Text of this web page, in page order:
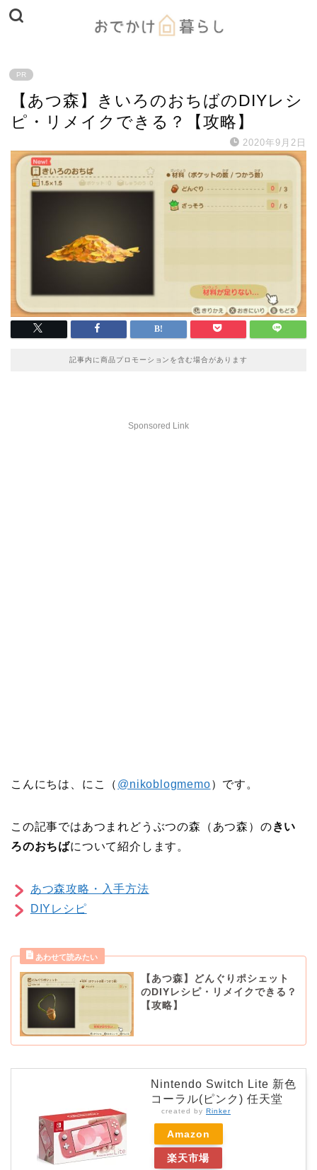
PR
【あつ森】きいろのおちばのDIYレシ
ピ・リメイクできる？【攻略】
2020年9月2日
記事内に商品プロモーションを含む場合があります
Sponsored Link
こんにちは、にこ（ @nikoblogmemo）です。
この記事ではあつまれどうぶつの森（あつ森）のきい
ろのおちばについて紹介します。
あつ森攻略・入手方法
DIYレシピ
【あつ森】どんぐりポシェット
のDIYレシピ・リメイクできる？
【攻略】
Nintendo Switch Lite 新色
コーラル(ピンク) 任天堂
created by Rinker
Amazon
楽天市場